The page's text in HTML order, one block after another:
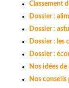
Classement
Dossier :
Dossier :
Dossier : les
Dossier :
Nos idées
Nos